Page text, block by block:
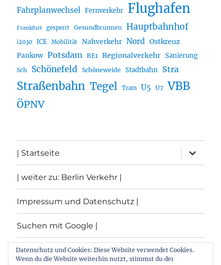
Fahrplanwechsel Fernverkehr Flughafen
Frankfurt gesperrt Gesundbrunnen Hauptbahnhof
i2030 ICE Mobilität Nahverkehr Nord Ostkreuz
Pankow Potsdam RE1 Regionalverkehr Sanierung
Sch Schönefeld Schöneweide Stadtbahn Stra
Straßenbahn Tegel Tram U5 U7 VBB
ÖPNV
| Startseite
öffnen
| weiter zu: Berlin Verkehr |
Impressum und Datenschutz |
Suchen mit Google |
Themen
Datenschutz und Cookies: Diese Website verwendet Cookies.
Wenn du die Website weiterhin nutzt, stimmst du der